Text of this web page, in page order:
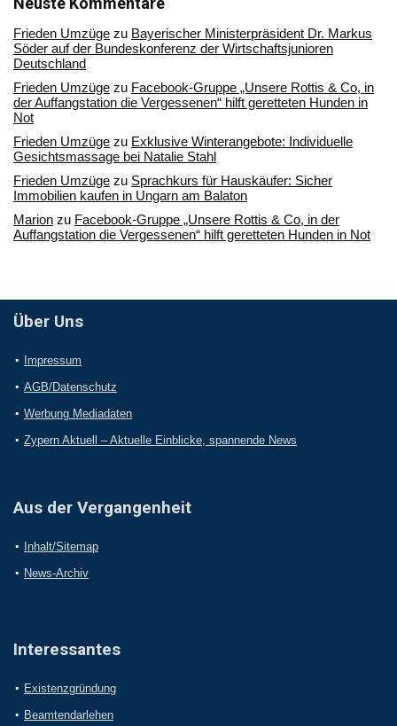
Frieden Umzüge zu Bayerischer Ministerpräsident Dr. Markus
Söder auf der Bundeskonferenz der Wirtschaftsjunioren
Deutschland
Frieden Umzüge zu Facebook-Gruppe „Unsere Rottis & Co, in
der Auffangstation die Vergessenen“ hilft geretteten Hunden in
Not
Frieden Umzüge zu Exklusive Winterangebote: Individuelle
Gesichtsmassage bei Natalie Stahl
Frieden Umzüge zu Sprachkurs für Hauskäufer: Sicher
Immobilien kaufen in Ungarn am Balaton
Marion zu Facebook-Gruppe „Unsere Rottis & Co, in der
Auffangstation die Vergessenen“ hilft geretteten Hunden in Not
Über Uns
Impressum
AGB/Datenschutz
Werbung Mediadaten
Zypern Aktuell – Aktuelle Einblicke, spannende News
Aus der Vergangenheit
Inhalt/Sitemap
News-Archiv
Interessantes
Existenzgründung
Beamtendarlehen